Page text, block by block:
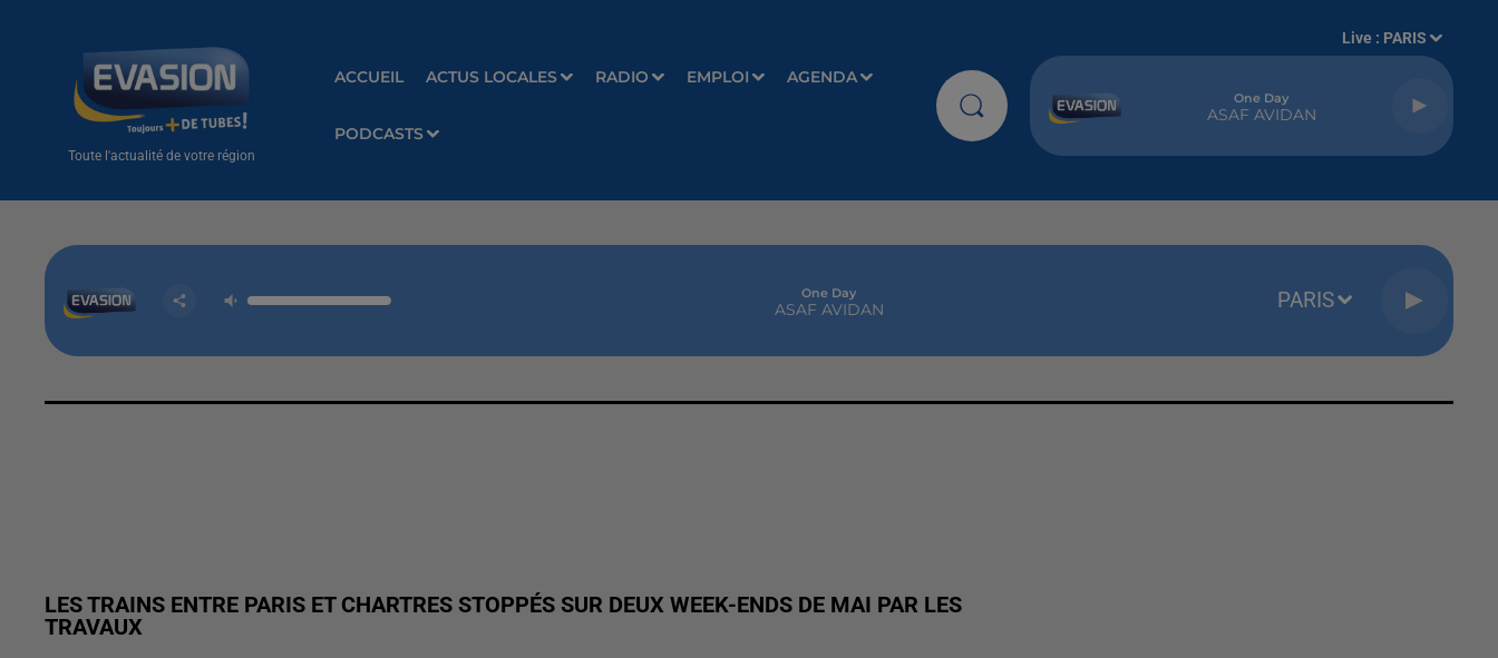
Toute l'actualité de votre région
ACCUEIL ACTUS LOCALES RADIO EMPLOI AGENDA
PODCASTS
Live : PARIS
One Day
ASAF AVIDAN
One Day
ASAF AVIDAN PARIS
LES TRAINS ENTRE PARIS ET CHARTRES STOPPÉS SUR DEUX WEEK-ENDS DE MAI PAR LES
TRAVAUX